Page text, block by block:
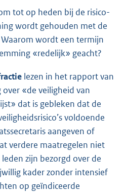
tot op heden bij de risico-
wordt gehouden met de
wordt een termijn
«redelijk» geacht?
lezen in het rapport van
over «de veiligheid van
dat is gebleken dat de
voldoende
aangeven of
verdere maatregelen niet
zijn bezorgd over de
kader zonder intensief
op geïndiceerde